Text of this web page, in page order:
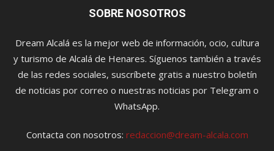
SOBRE NOSOTROS
Dream Alcalá es la mejor web de información, ocio, cultura
y turismo de Alcalá de Henares. Síguenos también a través
de las redes sociales, suscríbete gratis a nuestro boletín
de noticias por correo o nuestras noticias por Telegram o
WhatsApp.
Contacta con nosotros: redaccion@dream-alcala.com